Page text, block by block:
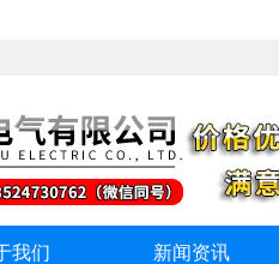
我们 新闻资讯